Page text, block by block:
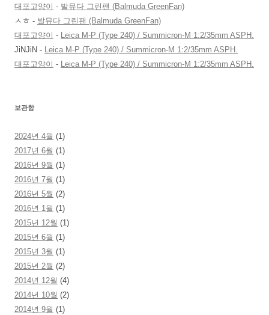
대포고양이 - 발뮤다 그린팬 (Balmuda GreenFan)
ㅅㅎ - 발뮤다 그린팬 (Balmuda GreenFan)
대포고양이 - Leica M-P (Type 240) / Summicron-M 1:2/35mm ASPH.
JiNJiN - Leica M-P (Type 240) / Summicron-M 1:2/35mm ASPH.
대포고양이 - Leica M-P (Type 240) / Summicron-M 1:2/35mm ASPH.
보관함
2024년 4월 (1)
2017년 6월 (1)
2016년 9월 (1)
2016년 7월 (1)
2016년 5월 (2)
2016년 1월 (1)
2015년 12월 (1)
2015년 6월 (1)
2015년 3월 (1)
2015년 2월 (2)
2014년 12월 (4)
2014년 10월 (2)
2014년 9월 (1)